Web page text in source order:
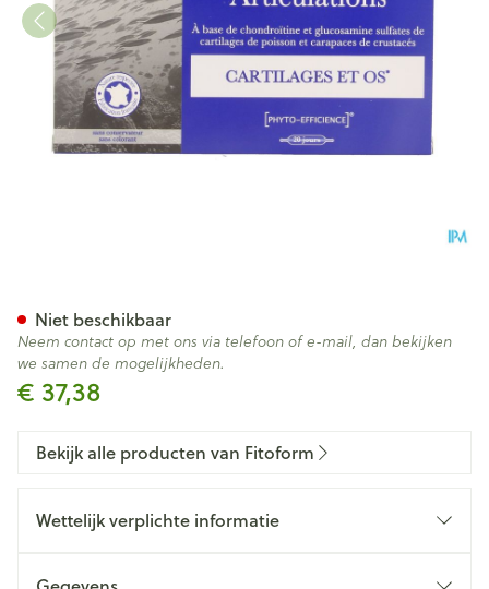
€ 37,38
Niet beschikbaar
Neem contact op met ons via telefoon of e-mail, dan bekijken
we samen de mogelijkheden.
Bekijk alle producten van Fitoform
Wettelijk verplichte informatie